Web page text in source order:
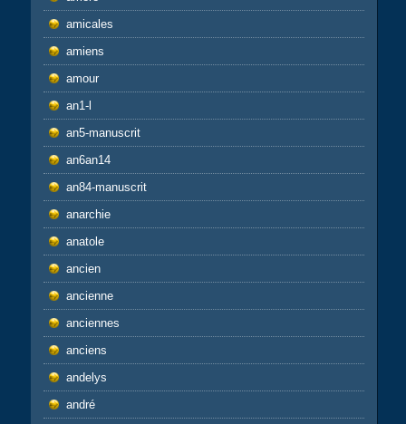
amicales
amiens
amour
an1-l
an5-manuscrit
an6an14
an84-manuscrit
anarchie
anatole
ancien
ancienne
anciennes
anciens
andelys
andré